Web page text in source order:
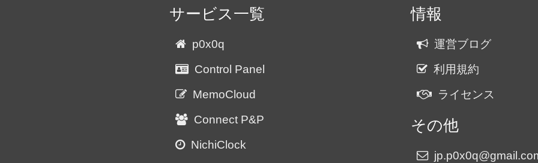
サービス一覧
p0x0q
Control Panel
MemoCloud
Connect P&P
NichiClock
情報
運営ブログ
利用規約
ライセンス
その他